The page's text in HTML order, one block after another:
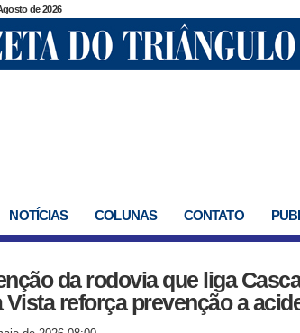
de 2026
NOTÍCIAS COLUNAS CONTATO
da rodovia que liga
Vista reforça prevenção a